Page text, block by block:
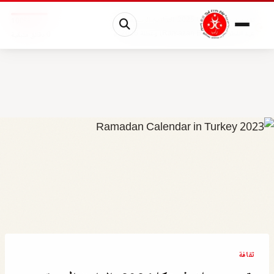
تقويم رمضان في تركيا 2026: التواريخ الرسمية ونص...
عيد الفطر (Ramazan Bayramı) وعطلة 2026🔗
ثقافة